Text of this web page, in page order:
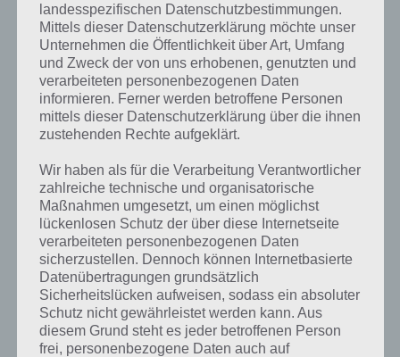
Kurze Begriffserklärung zur Lösung Tinte
Tinte ist die Lösung für das tägliche Bonus Rätsel am 2.9.2022 in 4
gibt es dazu zu wissen? Passt das Wort auch zu Die Welt der Kunst?
Zu bestimmten Lösungen präsentieren wir daher auch immer eine
kurze Begriffserklärung!
Zu Tinte haben wir zunächst keine weiteren Informationen parat!
Auf WhatsApp teilen Teilen auf Facebook
landesspezifischen Datenschutzbestimmungen.
Mittels dieser Datenschutzerklärung möchte unser
Unternehmen die Öffentlichkeit über Art, Umfang
und Zweck der von uns erhobenen, genutzten und
verarbeiteten personenbezogenen Daten
informieren. Ferner werden betroffene Personen
mittels dieser Datenschutzerklärung über die ihnen
zustehenden Rechte aufgeklärt.
Wir haben als für die Verarbeitung Verantwortlicher
zahlreiche technische und organisatorische
Maßnahmen umgesetzt, um einen möglichst
lückenlosen Schutz der über diese Internetseite
verarbeiteten personenbezogenen Daten
sicherzustellen. Dennoch können Internetbasierte
Datenübertragungen grundsätzlich
Sicherheitslücken aufweisen, sodass ein absoluter
Schutz nicht gewährleistet werden kann. Aus
diesem Grund steht es jeder betroffenen Person
frei, personenbezogene Daten auch auf